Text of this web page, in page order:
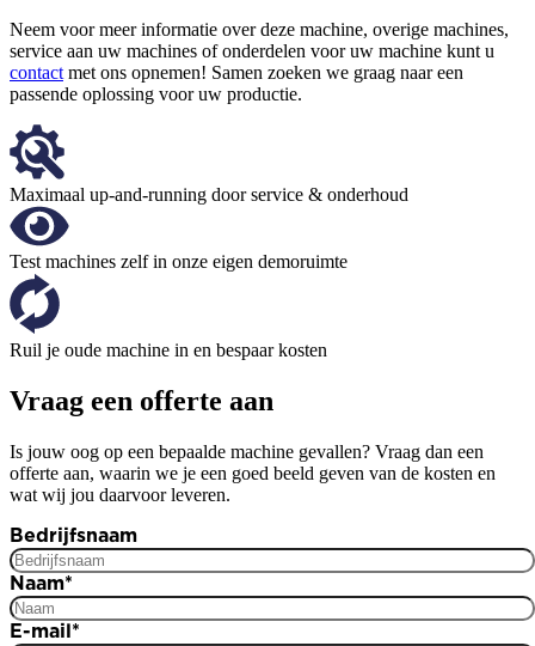
Neem voor meer informatie over deze machine, overige machines,
service aan uw machines of onderdelen voor uw machine kunt u
contact met ons opnemen! Samen zoeken we graag naar een
passende oplossing voor uw productie.
Maximaal up-and-running door service & onderhoud
Test machines zelf in onze eigen demoruimte
Ruil je oude machine in en bespaar kosten
Vraag een offerte aan
Is jouw oog op een bepaalde machine gevallen? Vraag dan een
offerte aan, waarin we je een goed beeld geven van de kosten en
wat wij jou daarvoor leveren.
Bedrijfsnaam
Naam*
E-mail*